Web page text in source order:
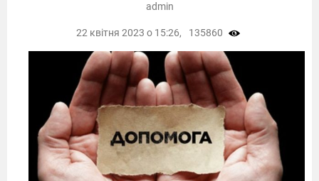
admin
22 квітня 2023 о 15:26, 135860